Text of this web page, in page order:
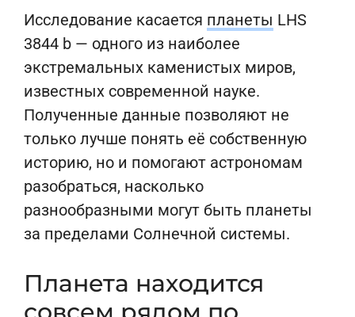
Исследование касается планеты LHS
3844 b — одного из наиболее
экстремальных каменистых миров,
известных современной науке.
Полученные данные позволяют не
только лучше понять её собственную
историю, но и помогают астрономам
разобраться, насколько
разнообразными могут быть планеты
за пределами Солнечной системы.
Планета находится